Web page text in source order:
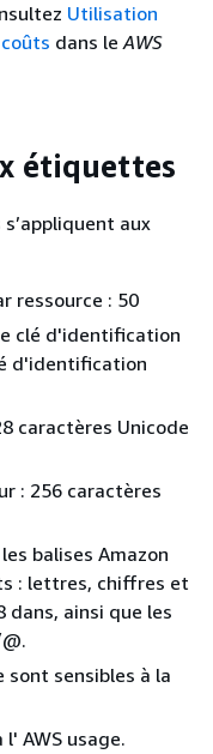
Utilisation
dans leAWS
étiquettes
aux
ressource : 50
clé d'identification
d'identification
caractères Unicode
: 256 caractères
balises Amazon
: lettres, chiffres et
dans, ainsi que les
sont sensibles à la
AWS usage.